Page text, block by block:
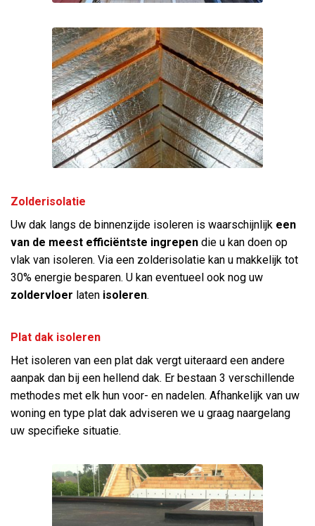
Zolderisolatie
Uw dak langs de binnenzijde isoleren is waarschijnlijk een
van de meest efficiëntste ingrepen die u kan doen op
vlak van isoleren. Via een zolderisolatie kan u makkelijk tot
30% energie besparen. U kan eventueel ook nog uw
zoldervloer laten isoleren.
Plat dak isoleren
Het isoleren van een plat dak vergt uiteraard een andere
aanpak dan bij een hellend dak. Er bestaan 3 verschillende
methodes met elk hun voor- en nadelen. Afhankelijk van uw
woning en type plat dak adviseren we u graag naargelang
uw specifieke situatie.